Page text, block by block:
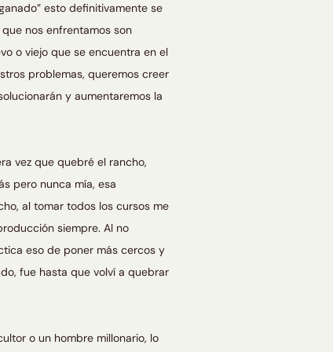
esto definitivamente se
nos enfrentamos son
o viejo que se encuentra en el
problemas, queremos creer
y aumentaremos la
vez que quebré el rancho,
pero nunca mía, esa
al tomar todos los cursos me
siempre. Al no
eso de poner más cercos y
fue hasta que volví a quebrar
o un hombre millonario, lo